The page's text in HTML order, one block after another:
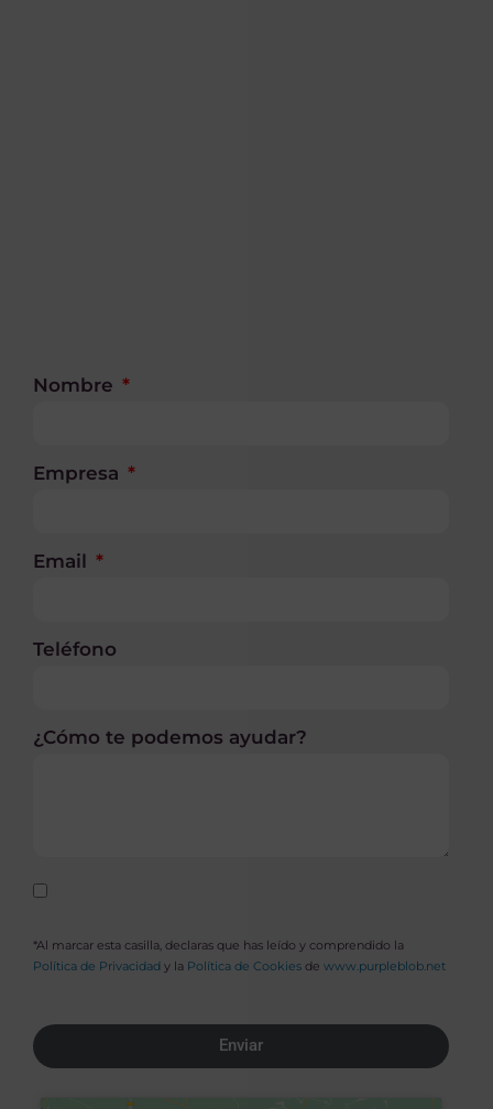
Nombre
Empresa
Email
Teléfono
¿Cómo te podemos ayudar?
*Al marcar esta casilla, declaras que has leído y comprendido la
Política de Privacidad y la Política de Cookies de www.purpleblob.net
Enviar